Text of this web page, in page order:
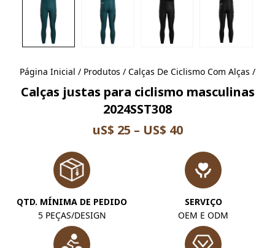
Página Inicial / Produtos / Calças De Ciclismo Com Alças /
Calças justas para ciclismo masculinas
2024SST308
uS$ 25 – US$ 40
QTD. MÍNIMA DE PEDIDO
5 PEÇAS/DESIGN
SERVIÇO
OEM E ODM